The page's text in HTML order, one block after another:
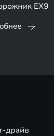
EX9
драйв